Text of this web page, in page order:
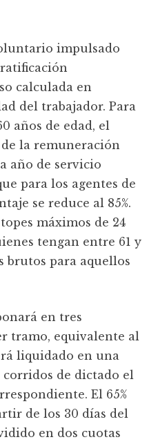
impulsado
calculada en
del trabajador. Para
años de edad, el
la remuneración
año de servicio
para los agentes de
se reduce al 85%.
máximos de 24
tengan entre 61 y
brutos para aquellos
en tres
tramo, equivalente al
liquidado en una
corridos de dictado el
El 65%
de los 30 días del
en dos cuotas